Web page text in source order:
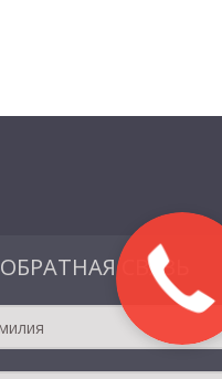
ОБРАТНАЯ СВЯЗЬ